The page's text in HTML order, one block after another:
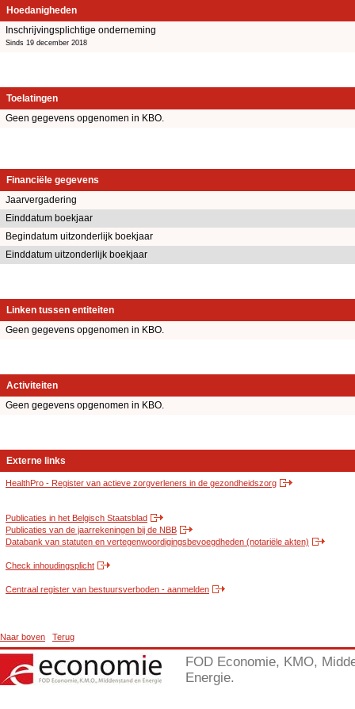
Hoedanigheden
Inschrijvingsplichtige onderneming
Sinds 19 december 2018
Toelatingen
Geen gegevens opgenomen in KBO.
Financiële gegevens
Jaarvergadering
Einddatum boekjaar
Begindatum uitzonderlijk boekjaar
Einddatum uitzonderlijk boekjaar
Linken tussen entiteiten
Geen gegevens opgenomen in KBO.
Activiteiten
Geen gegevens opgenomen in KBO.
Externe links
HealthPro - Register van actieve zorgverleners in de gezondheidszorg
Publicaties in het Belgisch Staatsblad
Publicaties van de jaarrekeningen bij de NBB
Databank van statuten en vertegenwoordigingsbevoegdheden (notariële akten)
Check inhoudingsplicht
Centraal register van bestuursverboden - aanmelden
Naar boven Terug
FOD Economie, KMO,
Energie.